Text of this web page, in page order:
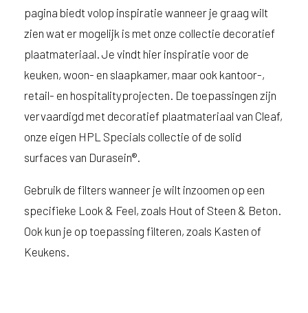
pagina biedt volop inspiratie wanneer je graag wilt
zien wat er mogelijk is met onze collectie decoratief
plaatmateriaal. Je vindt hier inspiratie voor de
keuken, woon- en slaapkamer, maar ook kantoor-,
retail- en hospitalityprojecten. De toepassingen zijn
vervaardigd met decoratief plaatmateriaal van Cleaf,
onze eigen HPL Specials collectie of de solid
surfaces van Durasein®.
Gebruik de filters wanneer je wilt inzoomen op een
specifieke Look & Feel, zoals Hout of Steen & Beton.
Ook kun je op toepassing filteren, zoals Kasten of
Keukens.